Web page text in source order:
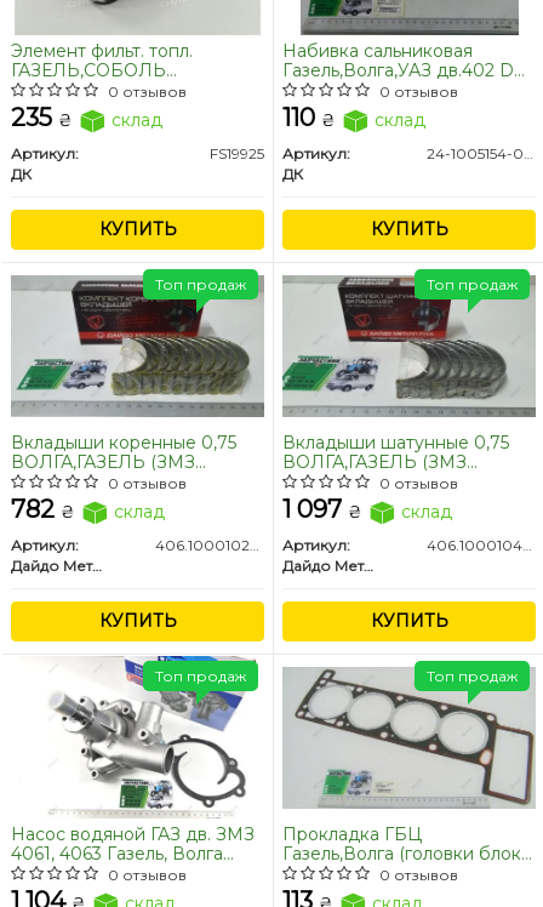
Элемент фильт. топл.
ГАЗЕЛЬ,СОБОЛЬ
дв.CUMMINS 2.8, фирм.упак.
<ДК>
0 отзывов
235 ₴ склад
Артикул:
FS19925
ДК
КУПИТЬ
Набивка сальниковая
Газель,Волга,УАЗ дв.402 D8
(мэрс) (1шт.) <ДК>
0 отзывов
110 ₴ склад
Артикул:
24-1005154-02-15
ДК
КУПИТЬ
Вкладыши коренные 0,75
ВОЛГА,ГАЗЕЛЬ (ЗМЗ
406,405) (покупн. ЗМЗ)
0 отзывов
782 ₴ склад
Артикул:
406.1000102-22
Дайдо Металл Русь
КУПИТЬ
Топ продаж
Вкладыши шатунные 0,75
ВОЛГА,ГАЗЕЛЬ (ЗМЗ
406,405) (покупн. ЗМЗ)
0 отзывов
1 097 ₴ склад
Артикул:
406.1000104-22
Дайдо Металл Русь
КУПИТЬ
Топ продаж
Насос водяной ГАЗ дв. ЗМЗ
4061, 4063 Газель, Волга
УНИВЕРСАЛЬНЫЙ (пр-во
FINWHALE)
0 отзывов
1 104
Топ продаж
Прокладка ГБЦ
Газель,Волга (головки блока
цилиндров) дв.405 с гермет.
(TEMPEST)
0 отзывов
113
Топ продаж